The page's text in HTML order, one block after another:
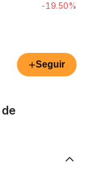
-19.50%
+Seguir